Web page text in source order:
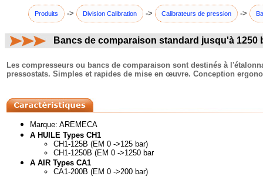
Produits -> Division Calibration -> Calibrateurs de pression ->
Bancs de comparaison standard jusqu'à 1250
Les compresseurs ou bancs de comparaison sont destinés à
pressostats. Simples et rapides de mise en œuvre. Conception
Marque: AREMECA
A HUILE Types CH1
CH1-125B (EM 0 ->125 bar)
CH1-1250B (EM 0 ->1250 bar
A AIR Types CA1
CA1-200B (EM 0 ->200 bar)